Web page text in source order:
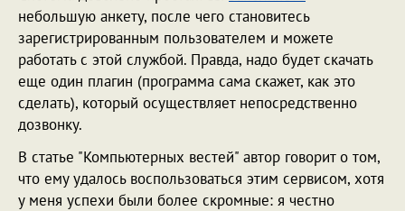
небольшую анкету, после чего становитесь
зарегистрированным пользователем и можете
работать с этой службой. Правда, надо будет скачать
еще один плагин (программа сама скажет, как это
сделать), который осуществляет непосредственно
дозвонку.
В статье "Компьютерных вестей" автор говорит о том,
что ему удалось воспользоваться этим сервисом, хотя
у меня успехи были более скромные: я честно